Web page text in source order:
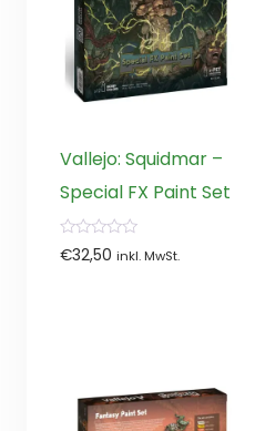
Vallejo: Squidmar –
Special FX Paint Set
0
von
€32,50 inkl. MwSt.